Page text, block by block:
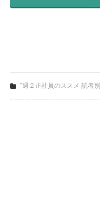
"週２正社員のススメ 読者